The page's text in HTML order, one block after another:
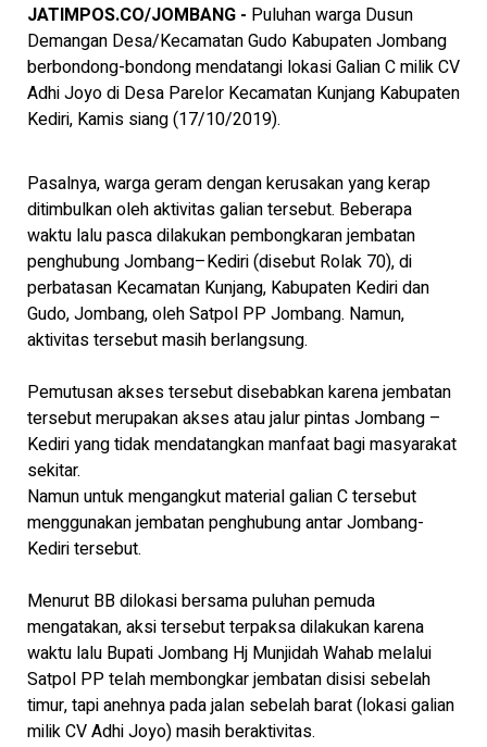
JATIMPOS.CO/JOMBANG - Puluhan warga Dusun
Demangan Desa/Kecamatan Gudo Kabupaten Jombang
berbondong-bondong mendatangi lokasi Galian C milik CV
Adhi Joyo di Desa Parelor Kecamatan Kunjang Kabupaten
Kediri, Kamis siang (17/10/2019).
Pasalnya, warga geram dengan kerusakan yang kerap
ditimbulkan oleh aktivitas galian tersebut. Beberapa
waktu lalu pasca dilakukan pembongkaran jembatan
penghubung Jombang–Kediri (disebut Rolak 70), di
perbatasan Kecamatan Kunjang, Kabupaten Kediri dan
Gudo, Jombang, oleh Satpol PP Jombang. Namun,
aktivitas tersebut masih berlangsung.
Pemutusan akses tersebut disebabkan karena jembatan
tersebut merupakan akses atau jalur pintas Jombang –
Kediri yang tidak mendatangkan manfaat bagi masyarakat
sekitar.
Namun untuk mengangkut material galian C tersebut
menggunakan jembatan penghubung antar Jombang-
Kediri tersebut.
Menurut BB dilokasi bersama puluhan pemuda
mengatakan, aksi tersebut terpaksa dilakukan karena
waktu lalu Bupati Jombang Hj Munjidah Wahab melalui
Satpol PP telah membongkar jembatan disisi sebelah
timur, tapi anehnya pada jalan sebelah barat (lokasi galian
milik CV Adhi Joyo) masih beraktivitas.